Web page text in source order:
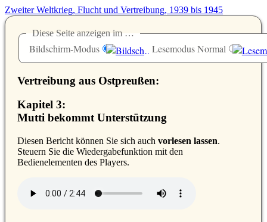
Zweiter Weltkrieg, Flucht und Vertreibung, 1939 bis 1945
Diese Seite anzeigen im …
Bildschirm-Modus Lesemodus Normal
Vertreibung aus Ostpreußen:
Kapitel 3:
Mutti bekommt Unterstützung
Diesen Bericht können Sie sich auch vorlesen lassen.
Steuern Sie die Wiedergabefunktion mit den
Bedienelementen des Players.